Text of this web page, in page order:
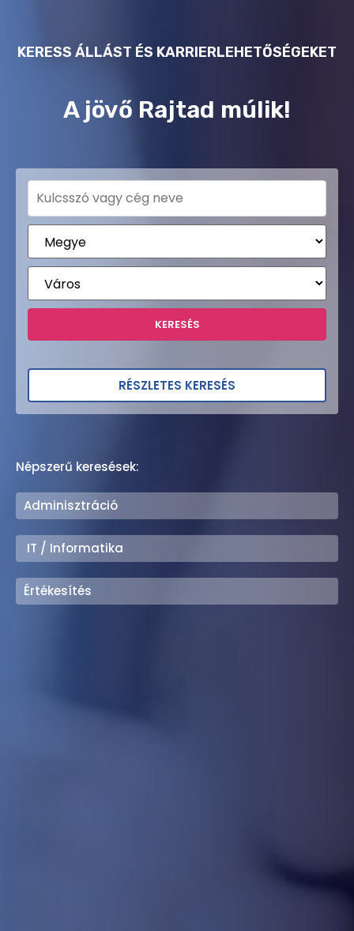
KERESS ÁLLÁST ÉS KARRIERLEHETŐSÉGEKET
A jövő Rajtad múlik!
RÉSZLETES KERESÉS
Népszerű keresések:
Adminisztráció
IT / Informatika
Értékesítés